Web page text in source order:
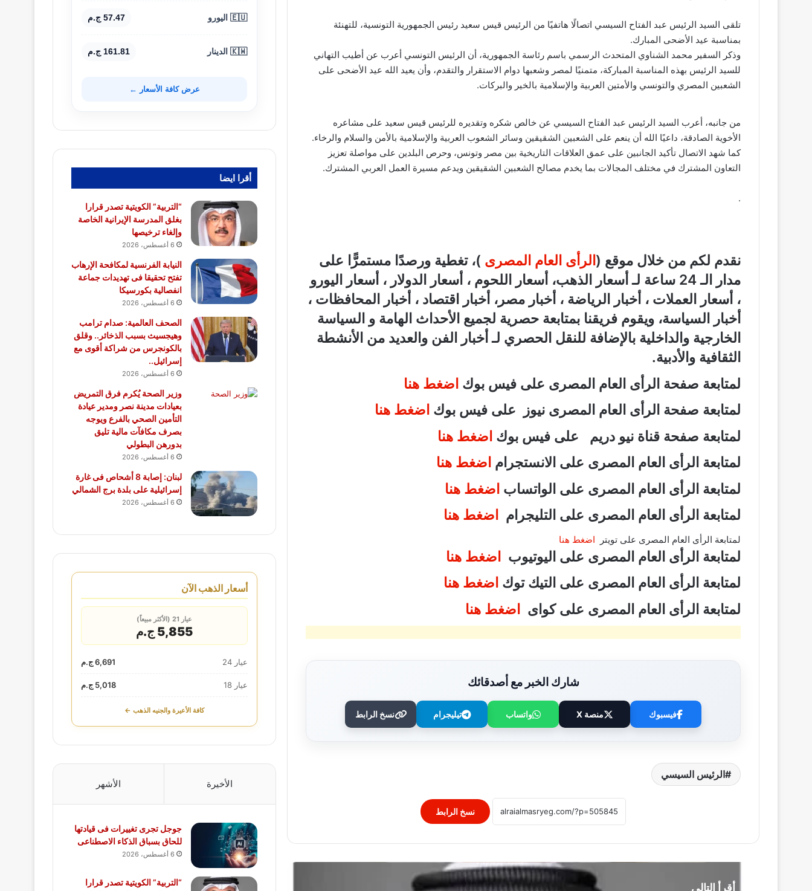
تلقى السيد الرئيس عبد الفتاح السيسي اتصالًا هاتفيًا من الرئيس قيس سعيد رئيس الجمهورية التونسية، للتهنئة
بمناسبة عيد الأضحى المبارك.
وذكر السفير محمد الشناوي المتحدث الرسمي باسم رئاسة الجمهورية، أن الرئيس التونسي أعرب عن أطيب التهاني
للسيد الرئيس بهذه المناسبة المباركة، متمنيًا لمصر وشعبها دوام الاستقرار والتقدم، وأن يعيد الله عيد الأضحى على
الشعبين المصري والتونسي والأمتين العربية والإسلامية بالخير والبركات.
من جانبه، أعرب السيد الرئيس عبد الفتاح السيسي عن خالص شكره وتقديره للرئيس قيس سعيد على مشاعره
الأخوية الصادقة، داعيًا الله أن ينعم على الشعبين الشقيقين وسائر الشعوب العربية والإسلامية بالأمن والسلام والرخاء.
كما شهد الاتصال تأكيد الجانبين على عمق العلاقات التاريخية بين مصر وتونس، وحرص البلدين على مواصلة تعزيز
التعاون المشترك في مختلف المجالات بما يخدم مصالح الشعبين الشقيقين ويدعم مسيرة العمل العربي المشترك.
.
نقدم لكم من خلال موقع ( الرأى العام المصرى )، تغطية ورصدًا مستمرًّا على
مدار الـ 24 ساعة لـ أسعار الذهب، أسعار اللحوم ، أسعار الدولار ، أسعار اليورو
، أسعار العملات ، أخبار الرياضة ، أخبار مصر، أخبار اقتصاد ، أخبار المحافظات ،
أخبار السياسة، ويقوم فريقنا بمتابعة حصرية لجميع الأحداث الهامة و السياسة
الخارجية والداخلية بالإضافة للنقل الحصري لـ أخبار الفن والعديد من الأنشطة
الثقافية والأدبية.
لمتابعة صفحة الرأى العام المصرى على فيس بوك اضغط هنا
لمتابعة صفحة الرأى العام المصرى نيوز على فيس بوك اضغط هنا
لمتابعة صفحة قناة نيو دريم على فيس بوك اضغط هنا
لمتابعة الرأى العام المصرى على الانستجرام اضغط هنا
لمتابعة الرأى العام المصرى على الواتساب اضغط هنا
لمتابعة الرأى العام المصرى على التليجرام
اضغط هنا
لمتابعة الرأى العام المصرى على تويتر اضغط هنا
لمتابعة الرأى العام المصرى على اليوتيوب اضغط هنا
لمتابعة الرأى العام المصرى على التيك توك اضغط هنا
لمتابعة الرأى العام المصرى على كواى اضغط هنا
شارك الخبر مع أصدقائك
فيسبوك منصة X واتساب تيليجرام نسخ الرابط
الرئيس السيسي
نسخ الرابط
أقرأ التالي
“التربية” الكويتية تصدر قرارا بغلق المدرسة
بكورسيكا
شراكة أقوى مع إسرائيل..
🇪🇺 اليورو 57.47 ج.م
🇰🇼 الدينار 161.81 ج.م
عرض كافة الأسعار ←
أقرا ايضا
“التربية” الكويتية تصدر قرارا
بغلق المدرسة الإيرانية الخاصة
وإلغاء ترخيصها
6 أغسطس، 2026
النيابة الفرنسية لمكافحة الإرهاب
تفتح تحقيقا فى تهديدات جماعة
انفصالية بكورسيكا
6 أغسطس، 2026
الصحف العالمية: صدام ترامب
وهيجسيث بسبب الذخائر.. وقلق
بالكونجرس من شراكة أقوى مع
إسرائيل..
6 أغسطس، 2026
وزير الصحة يُكرم فرق التمريض
بعيادات مدينة نصر ومدير عيادة
التأمين الصحي بالفرع ويوجه
بصرف مكافآت مالية تليق
بدورهن البطولي
6 أغسطس، 2026
لبنان: إصابة 8 أشحاص فى غارة
إسرائيلية على بلدة برج الشمالي
6 أغسطس، 2026
أسعار الذهب الآن
عيار 21 (الأكثر مبيعاً)
5,855 ج.م
عيار 24 6,691 ج.م
عيار 18 5,018 ج.م
كافة الأعيرة والجنيه الذهب ←
الأخيرة الأشهر
جوجل تجرى تغييرات فى قيادتها
للحاق بسباق الذكاء الاصطناعى
6 أغسطس، 2026
“التربية” الكويتية تصدر قرارا